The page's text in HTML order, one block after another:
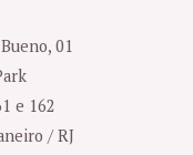
01
e 162
/ RJ